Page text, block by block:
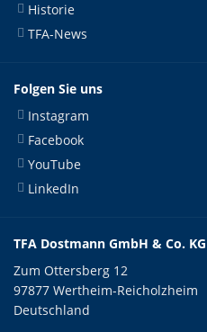
Historie
TFA-News
Folgen Sie uns
Instagram
Facebook
YouTube
LinkedIn
TFA Dostmann GmbH & Co. KG
Zum Ottersberg 12
97877 Wertheim-Reicholzheim
Deutschland